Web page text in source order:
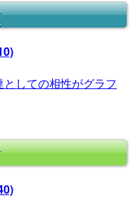
しての相性がグラフ